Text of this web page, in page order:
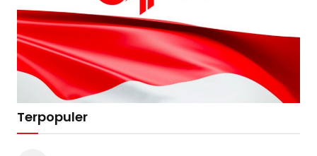
Terpopuler